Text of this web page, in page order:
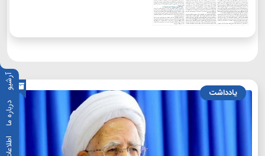
آرشیو
درباره ما
یادداشت